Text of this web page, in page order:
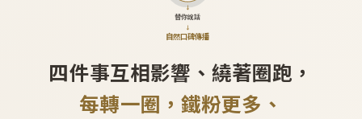
↓
替你說話
↓
自然口碑傳播
四件事互相影響、繞著圈跑，
每轉一圈，鐵粉更多、